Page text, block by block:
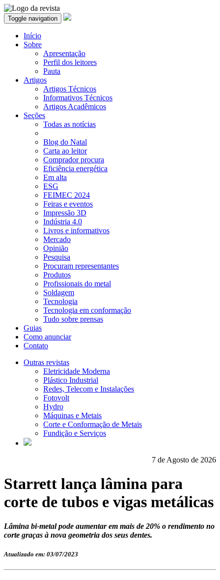
Toggle navigation
Início
Sobre
Apresentação
Perfil dos leitores
Pauta
Artigos
Artigos Técnicos
Informativos Técnicos
Artigos Acadêmicos
Seções
Todas as notícias
Blog do Natal
Carta ao leitor
Comprador procura
Eficiência energética
Em alta
ESG
FEIMEC 2024
Feiras e eventos
Impressão 3D
Indústria 4.0
Livros e informativos
Mercado
Opinião
Pesquisa
Procuram representantes
Produtos
Profissionais do metal
Soldagem
Tecnologia
Tecnologia em conformação
Tudo sobre prensas
Guias
Como anunciar
Contato
Outras revistas
Eletricidade Moderna
Plástico Industrial
Redes, Telecom e Instalações
Fotovolt
Hydro
Máquinas e Metais
Corte e Conformação de Metais
Fundição e Serviços
7 de Agosto de 2026
Starrett lança lâmina para
corte de tubos e vigas metálicas
Lâmina bi-metal pode aumentar em mais de 20% o rendimento no
corte graças à nova geometria dos seus dentes.
Atualizado em: 03/07/2023